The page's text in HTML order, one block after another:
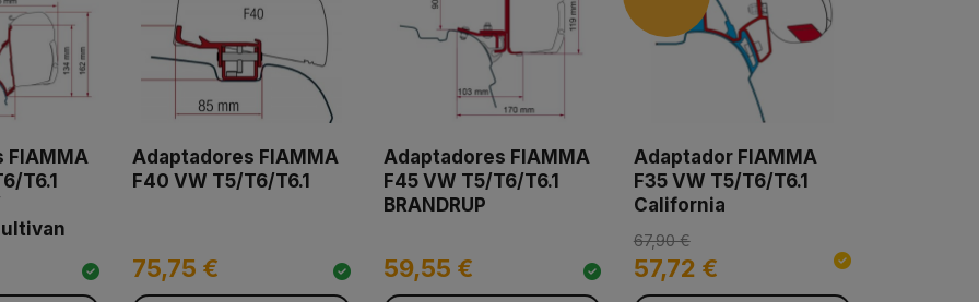
FIAMMA
T6.1
Adaptadores FIAMMA
F40 VW T5/T6/T6.1
75,75 €
Adaptadores FIAMMA
F45 VW T5/T6/T6.1
BRANDRUP
59,55 €
Adaptador FIAMMA
F35 VW T5/T6/T6.1
California
57,72 €
67,90 €